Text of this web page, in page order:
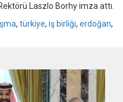
Laszlo Borhy imza attı.
, türkiye, iş birliği, erdoğan,